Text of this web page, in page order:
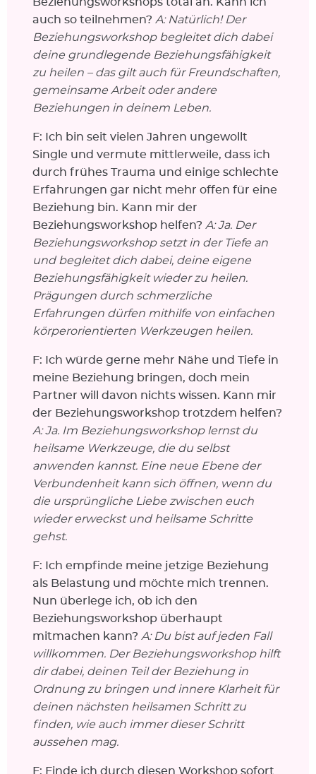
auch so teilnehmen? A: Natürlich! Der
Beziehungsworkshop begleitet dich dabei
deine grundlegende Beziehungsfähigkeit
zu heilen – das gilt auch für Freundschaften,
gemeinsame Arbeit oder andere
Beziehungen in deinem Leben.
F: Ich bin seit vielen Jahren ungewollt
Single und vermute mittlerweile, dass ich
durch frühes Trauma und einige schlechte
Erfahrungen gar nicht mehr offen für eine
Beziehung bin. Kann mir der
Beziehungsworkshop helfen? A: Ja. Der
Beziehungsworkshop setzt in der Tiefe an
und begleitet dich dabei, deine eigene
Beziehungsfähigkeit wieder zu heilen.
Prägungen durch schmerzliche
Erfahrungen dürfen mithilfe von einfachen
körperorientierten Werkzeugen heilen.
F: Ich würde gerne mehr Nähe und Tiefe in
meine Beziehung bringen, doch mein
Partner will davon nichts wissen. Kann mir
der Beziehungsworkshop trotzdem helfen?
A: Ja. Im Beziehungsworkshop lernst du
heilsame Werkzeuge, die du selbst
anwenden kannst. Eine neue Ebene der
Verbundenheit kann sich öffnen, wenn du
die ursprüngliche Liebe zwischen euch
wieder erweckst und heilsame Schritte
gehst.
F: Ich empfinde meine jetzige Beziehung
als Belastung und möchte mich trennen.
Nun überlege ich, ob ich den
Beziehungsworkshop überhaupt
mitmachen kann? A: Du bist auf jeden Fall
willkommen. Der Beziehungsworkshop hilft
dir dabei, deinen Teil der Beziehung in
Ordnung zu bringen und innere Klarheit für
deinen nächsten heilsamen Schritt zu
finden, wie auch immer dieser Schritt
aussehen mag.
F: Finde ich durch diesen Workshop sofort